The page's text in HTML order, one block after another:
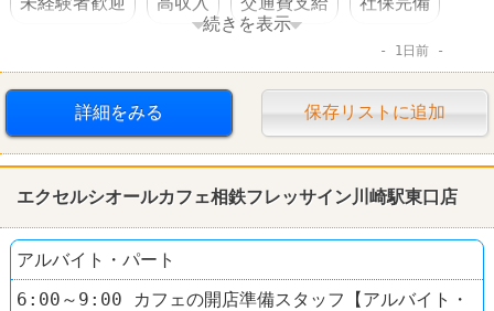
禁煙・分煙
学歴不問 賞与あり センチュリー21
続きを表示
1日前
詳細をみる 保存リストに追加
エクセルシオールカフェ相鉄フレッサイン川崎駅東口店
アルバイト・パート
6:00～9:00 カフェの開店準備スタッフ【アルバイト・